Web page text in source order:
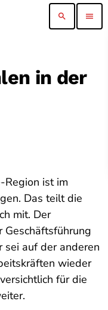
search menu
in der
Region ist im
Das teilt die
mit. Der
Geschäftsführung
sei auf der anderen
wieder
für die